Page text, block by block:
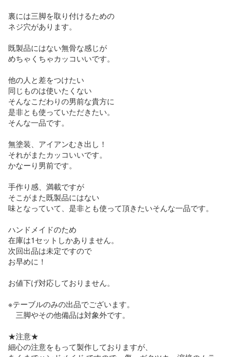
裏には三脚を取り付けるための
ネジ穴があります。
既製品にはない無骨な感じが
めちゃくちゃカッコいいです。
他の人と差をつけたい
同じものは使いたくない
そんなこだわりの男前な貴方に
是非とも使っていただきたい。
そんな一品です。
無塗装、アイアンむき出し！
それがまたカッコいいです。
かなーり男前です。
手作り感、満載ですが
そこがまた既製品にはない
味となっていて、是非とも使って頂きたいそんな一品です。
ハンドメイドのため
在庫は1セットしかありません。
次回出品は未定ですので
お早めに！
お値下げ対応しておりません。
※テーブルのみの出品でございます。
三脚やその他備品は対象外です。
★注意★
細心の注意をもって製作しておりますが、